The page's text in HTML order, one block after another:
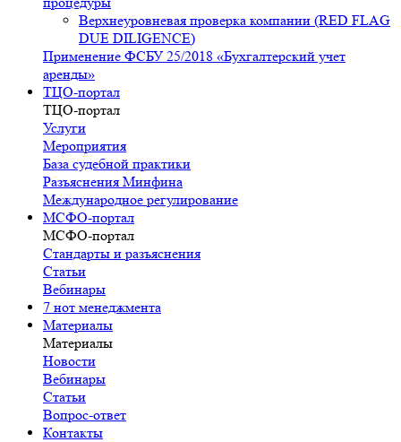
Верхнеуровневая проверка компании (RED FLAG
DUE DILIGENCE)
Применение ФСБУ 25/2018 «Бухгалтерский учет
аренды»
ТЦО-портал
ТЦО-портал
Услуги
Мероприятия
База судебной практики
Разъяснения Минфина
Международное регулирование
МСФО-портал
МСФО-портал
Стандарты и разъяснения
Статьи
Вебинары
7 нот менеджмента
Материалы
Материалы
Новости
Вебинары
Статьи
Вопрос-ответ
Контакты